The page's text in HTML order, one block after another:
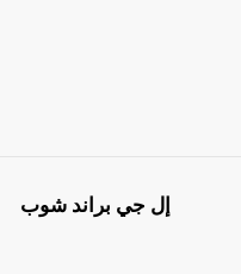
إل جي براند شوب